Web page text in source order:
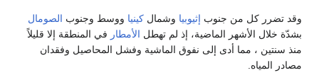
وقد تضرر كل من جنوب إثيوبيا وشمال كينيا ووسط وجنوب الصومال
بشدّة خلال الأشهر الماضية، إذ لم تهطل الأمطار في المنطقة إلا قليلاً
منذ سنتين ، مما أدى إلى نفوق الماشية وفشل المحاصيل وفقدان
مصادر المياه.